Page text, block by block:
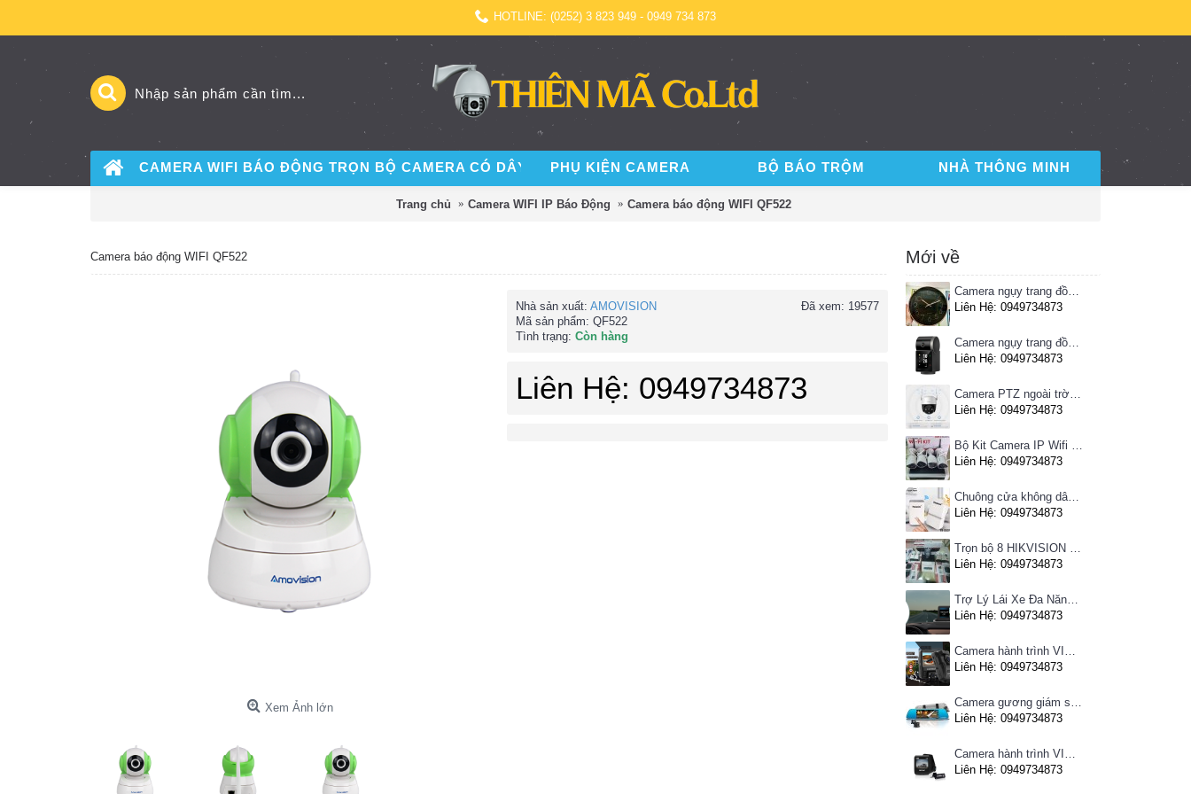
HOTLINE: (0252) 3 823 949 - 0949 734 873
CAMERA WIFI BÁO ĐỘNG TRỌN BỘ CAMERA CÓ DÂY PHỤ KIỆN CAMERA BỘ BÁO TRỘM NHÀ THÔNG MINH
Trang chủ Camera WIFI IP Báo Động Camera báo động WIFI QF522
Mới về
Camera ngụy trang đồng hồ treo tường
Liên Hệ: 0949734873
Camera ngụy trang đồng hồ để bàn
Liên Hệ: 0949734873
Camera PTZ ngoài trời Imou 4MP
Liên Hệ: 0949734873
Bộ Kit Camera IP Wifi HIKVISION
Liên Hệ: 0949734873
Chuông cửa không dây Pingron
Liên Hệ: 0949734873
Trọn bộ 8 HIKVISION giá rẻ
Liên Hệ: 0949734873
Trợ Lý Lái Xe Đa Năng Phiên Bản Màn Hình Taplo Tự Động
Liên Hệ: 0949734873
Camera hành trình VIETMAP C63 - Ghi hình phía trước, kết nối Wifi
Liên Hệ: 0949734873
Camera gương giám sát hành trình VIETMAP iDVR P1 định vị trực tuyến, kết nối cam lùi, Hotspot 3G
Liên Hệ: 0949734873
Camera hành trình VIETMAP C62- Ghi hình trước sau, kết nối Wifi
Liên Hệ: 0949734873
Camera báo động WIFI QF522
Xem Ảnh lớn
Đã xem: 19577
Nhà sản xuất: AMOVISION
Mã sản phẩm: QF522
Tình trạng: Còn hàng
Liên Hệ: 0949734873